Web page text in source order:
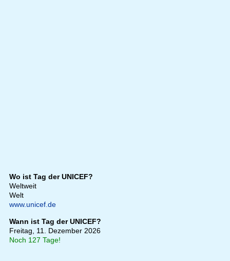
Wo ist Tag der UNICEF?
Weltweit
Welt
www.unicef.de
Wann ist Tag der UNICEF?
Freitag, 11. Dezember 2026
Noch 127 Tage!